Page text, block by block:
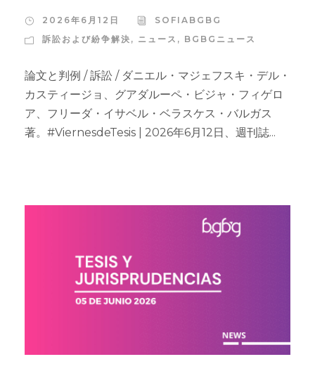
2026年6月12日
SOFIABGBG
訴訟および紛争解決 , ニュース , BGBGニュース
論文と判例 / 訴訟 / ダニエル・マジェフスキ・デル・
カスティージョ、グアダルーペ・ビジャ・フィゲロ
ア、フリーダ・イサベル・ベラスケス・バルガス
著。#ViernesdeTesis | 2026年6月12日、週刊誌...